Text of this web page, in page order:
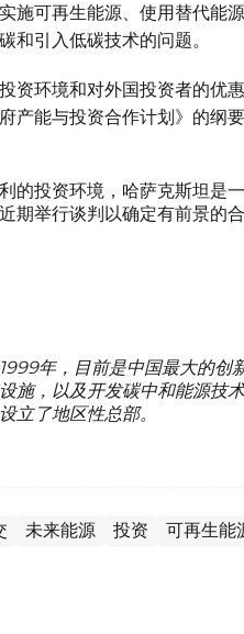
施可再生能源、使用替代能
和引入低碳技术的问题。
资环境和对外国投资者的优
产能与投资合作计划》的纲
的投资环境，哈萨克斯坦是
期举行谈判以确定有前景的
年，目前是中国最大的创
施，以及开发碳中和能源技
立了地区性总部。
未来能源 投资 可再生能